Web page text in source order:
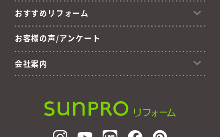
おすすめリフォーム
お客様の声/アンケート
会社案内